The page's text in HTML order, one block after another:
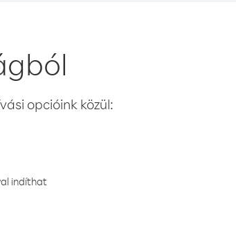
opcióink közül:
indíthat